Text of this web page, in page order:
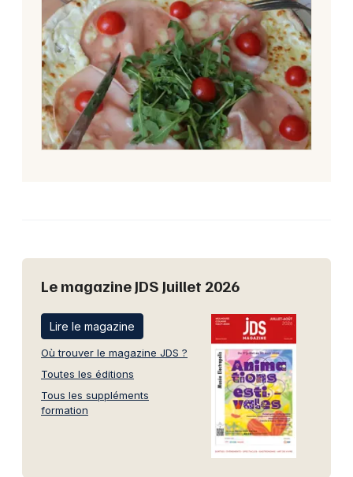
Le magazine JDS Juillet 2026
Lire le magazine
Où trouver le magazine JDS ?
Toutes les éditions
Tous les suppléments
formation